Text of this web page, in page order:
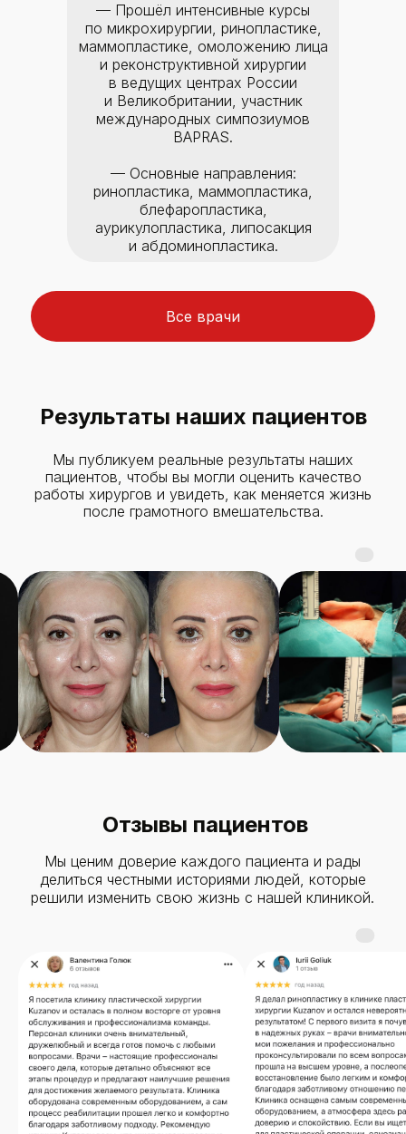
— Прошёл интенсивные курсы
по микрохирургии, ринопластике,
маммопластике, омоложению лица
и реконструктивной хирургии
в ведущих центрах России
и Великобритании, участник
международных симпозиумов
BAPRAS.
— Основные направления:
ринопластика, маммопластика,
блефаропластика,
аурикулопластика, липосакция
и абдоминопластика.
Все врачи
Результаты наших пациентов
Мы публикуем реальные результаты наших
пациентов, чтобы вы могли оценить качество
работы хирургов и увидеть, как меняется жизнь
после грамотного вмешательства.
Отзывы пациентов
Мы ценим доверие каждого пациента и рады
делиться честными историями людей, которые
решили изменить свою жизнь с нашей клиникой.